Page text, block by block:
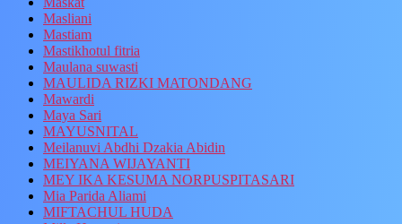
Masliani
Mastiam
Mastikhotul fitria
Maulana suwasti
MAULIDA RIZKI MATONDANG
Mawardi
Maya Sari
MAYUSNITAL
Meilanuvi Abdhi Dzakia Abidin
MEIYANA WIJAYANTI
MEY IKA KESUMA NORPUSPITASARI
Mia Parida Aliami
MIFTACHUL HUDA